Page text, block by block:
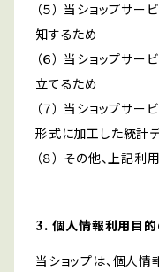
（５） 当ショップサ
知するため
（６） 当ショップサ
立てるため
（７） 当ショップサ
形式に加工した統計
（８） その他、上記
3. 個人情報利用目
当ショップは、個人